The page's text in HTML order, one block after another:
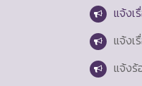
แจ้งเ
แจ้งเ
แจ้งร้